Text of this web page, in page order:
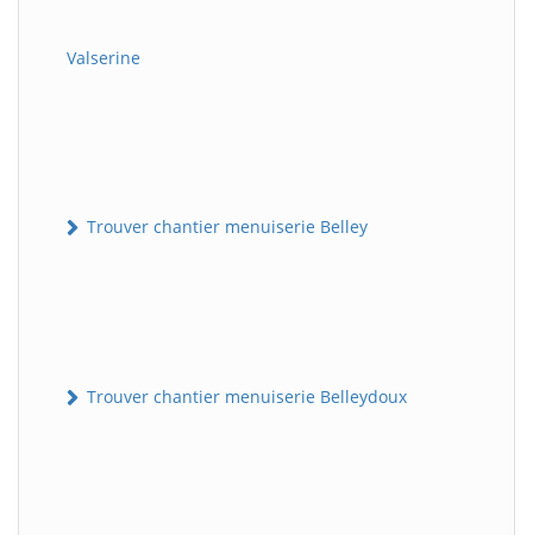
Valserine
Trouver chantier menuiserie Belley
Trouver chantier menuiserie Belleydoux